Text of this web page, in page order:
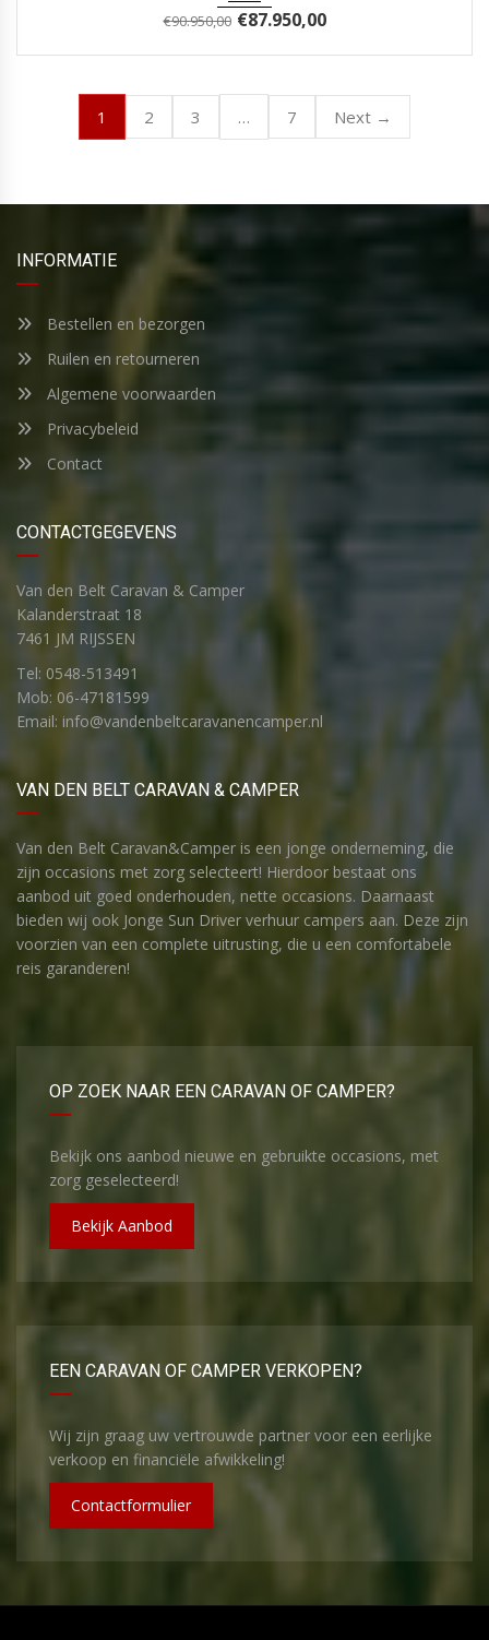
€90.950,00 €87.950,00
1 2 3 … 7 Next →
INFORMATIE
Bestellen en bezorgen
Ruilen en retourneren
Algemene voorwaarden
Privacybeleid
Contact
CONTACTGEGEVENS
Van den Belt Caravan & Camper
Kalanderstraat 18
7461 JM RIJSSEN
Tel: 0548-513491
Mob: 06-47181599
Email: info@vandenbeltcaravanencamper.nl
VAN DEN BELT CARAVAN & CAMPER
Van den Belt Caravan&Camper is een jonge onderneming, die
zijn occasions met zorg selecteert! Hierdoor bestaat ons
aanbod uit goed onderhouden, nette occasions. Daarnaast
bieden wij ook Jonge Sun Driver verhuur campers aan. Deze zijn
voorzien van een complete uitrusting, die u een comfortabele
reis garanderen!
OP ZOEK NAAR EEN CARAVAN OF CAMPER?
Bekijk ons aanbod nieuwe en gebruikte occasions, met
zorg geselecteerd!
Bekijk Aanbod
EEN CARAVAN OF CAMPER VERKOPEN?
Wij zijn graag uw vertrouwde partner voor een eerlijke
verkoop en financiële afwikkeling!
Contactformulier